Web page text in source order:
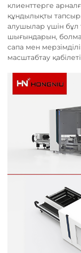
клиенттерге
құндылықты
алушылар үшін бұл
шығындарын,
сапа мен
масштабтау